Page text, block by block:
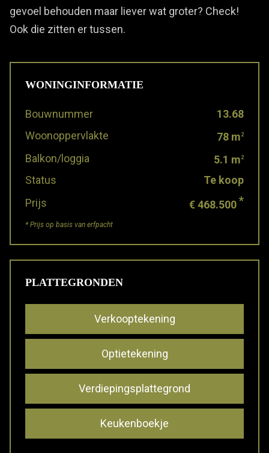
gevoel behouden maar liever wat groter? Check!
Ook die zitten er tussen.
WONINGINFORMATIE
Bouwnummer
13.68
Woonoppervlakte
78 m 2
Balkon/loggia 5.1 m 2
Status
Te koop
Prijs
€ 468.500*
* Prijs op basis van erfpacht
PLATTEGRONDEN
Verkooptekening
Optietekening
Verdiepingsplattegrond
Keukenboekje